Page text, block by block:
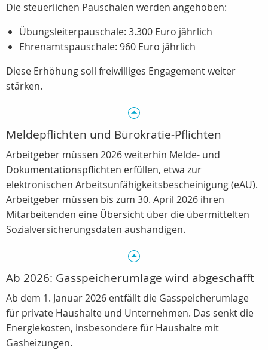
Die steuerlichen Pauschalen werden angehoben:
Übungsleiterpauschale: 3.300 Euro jährlich
Ehrenamtspauschale: 960 Euro jährlich
Diese Erhöhung soll freiwilliges Engagement weiter
stärken.
Meldepflichten und Bürokratie‑Pflichten
Arbeitgeber müssen 2026 weiterhin Melde‑ und
Dokumentationspflichten erfüllen, etwa zur
elektronischen Arbeitsunfähigkeitsbescheinigung (eAU).
Arbeitgeber müssen bis zum 30. April 2026 ihren
Mitarbeitenden eine Übersicht über die übermittelten
Sozialversicherungsdaten aushändigen.
Ab 2026: Gasspeicherumlage wird abgeschafft
Ab dem 1. Januar 2026 entfällt die Gasspeicherumlage
für private Haushalte und Unternehmen. Das senkt die
Energiekosten, insbesondere für Haushalte mit
Gasheizungen.